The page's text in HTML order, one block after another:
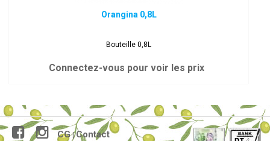
Orangina 0,8L
Bouteille 0,8L
Connectez-vous pour voir les prix
CG|Contact